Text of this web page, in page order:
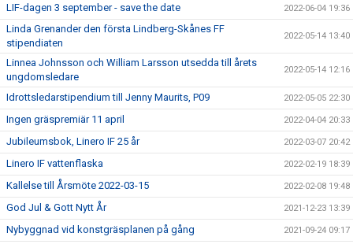
LIF-dagen 3 september - save the date 2022-06-04 19:36
Linda Grenander den första Lindberg-Skånes FF
stipendiaten
2022-05-14 13:40
Linnea Johnsson och William Larsson utsedda till årets
ungdomsledare
2022-05-14 12:16
Idrottsledarstipendium till Jenny Maurits, P09 2022-05-05 22:30
Ingen gräspremiär 11 april 2022-04-04 20:33
Jubileumsbok, Linero IF 25 år 2022-03-07 20:42
Linero IF vattenflaska 2022-02-19 18:39
Kallelse till Årsmöte 2022-03-15 2022-02-08 19:48
God Jul & Gott Nytt År 2021-12-23 13:39
Nybyggnad vid konstgräsplanen på gång 2021-09-24 09:17